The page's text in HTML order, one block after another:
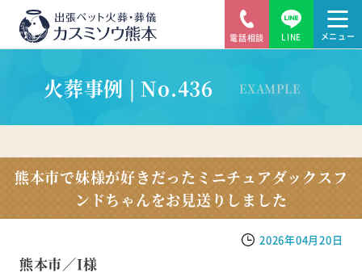
電話相談 LINE
火葬事例 | No.436 EXAMPLE
熊本市で妹様が好きだったミニチュアダックスフ
ンドちゃんをお見送りしました
2026年04月20日
熊本市／I様